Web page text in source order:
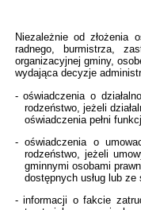
Niezależnie od złożenia
radnego, burmistrza,
organizacyjnej gminy,
wydająca decyzje
- oświadczenia o
rodzeństwo, jeżeli
oświadczenia pełni
- oświadczenia o
rodzeństwo, jeżeli
gminnymi osobami
dostępnych usług lub
- informacji o fakcie